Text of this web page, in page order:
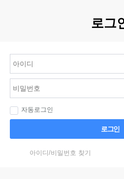
로그
자동로그인
로그인
아이디/비밀번호 찾기